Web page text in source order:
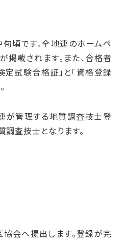
頃です。全地連のホームペ
載されます。また、合格者
試験合格証」と「資格登録
が管理する地質調査技士登
調査技士となります。
会へ提出します。登録が完